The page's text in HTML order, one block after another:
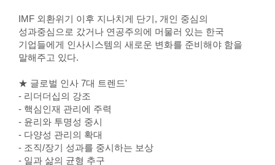
IMF 외환위기 이후 지나치게 단기, 개인 중심의
성과중심으로 갔거나 연공주의에 머물러 있는 한국
기업들에게 인사시스템의 새로운 변화를 준비해야 함을
말해주고 있다.
★ 글로벌 인사 7대 트렌드'
- 리더더십의 강조
- 핵심인재 관리에 주력
- 윤리와 투명성 중시
- 다양성 관리의 확대
- 조직/장기 성과를 중시하는 보상
- 일과 삶의 균형 추구